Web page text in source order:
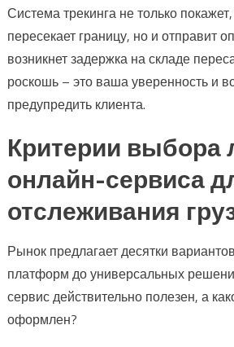
Система трекинга не только
пересекает границу, но и отправит
возникнет задержка на складе
роскошь – это ваша уверенность и
предупредить клиента.
Критерии выбора
онлайн-сервиса
отслеживания
Рынок предлагает десятки
платформ до универсальных
сервис действительно полезен, а
оформлен?